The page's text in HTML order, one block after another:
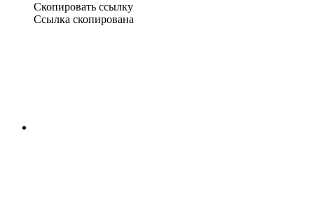
Скопировать ссылку
Ссылка скопирована